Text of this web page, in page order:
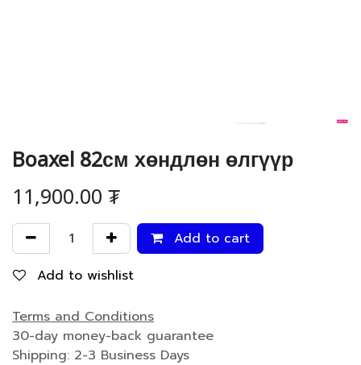
Boaxel 82см хөндлөн өлгүүр
11,900.00₮
Add to cart
Add to wishlist
Terms and Conditions
30-day money-back guarantee
Shipping: 2-3 Business Days